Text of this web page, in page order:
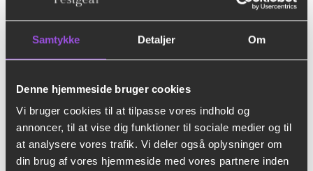
Samtykke Detaljer Om
Denne hjemmeside bruger cookies
Vi bruger cookies til at tilpasse vores indhold og
annoncer, til at vise dig funktioner til sociale medier og til
at analysere vores trafik. Vi deler også oplysninger om
din brug af vores hjemmeside med vores partnere inden